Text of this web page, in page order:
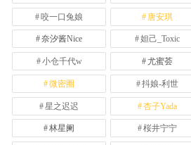
咬一口兔娘 唐安琪
奈汐酱Nice 妲己_Toxic
小仓千代w 尤蜜荟
微密圈 抖娘-利世
星之迟迟 杏子Yada
林星阑 桜井宁宁